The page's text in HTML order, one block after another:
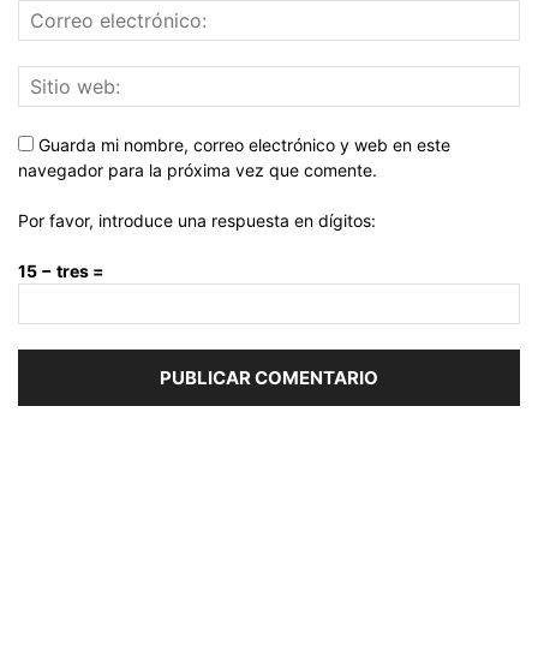
Guarda mi nombre, correo electrónico y web en este
navegador para la próxima vez que comente.
Por favor, introduce una respuesta en dígitos:
15 − tres =